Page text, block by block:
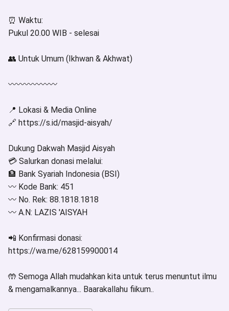
⏰ Waktu:
Pukul 20.00 WIB - selesai
👥 Untuk Umum (Ikhwan & Akhwat)
〰〰〰〰〰〰
📍 Lokasi & Media Online
🔗 https://s.id/masjid-aisyah/
Dukung Dakwah Masjid Aisyah
💳 Salurkan donasi melalui:
🏦 Bank Syariah Indonesia (BSI)
〰️ Kode Bank: 451
〰️ No. Rek: 88.1818.1818
〰️ A.N: LAZIS 'AISYAH
📲 Konfirmasi donasi:
https://wa.me/628159900014
🤲 Semoga Allah mudahkan kita untuk terus menuntut ilmu
& mengamalkannya... Baarakallahu fiikum..